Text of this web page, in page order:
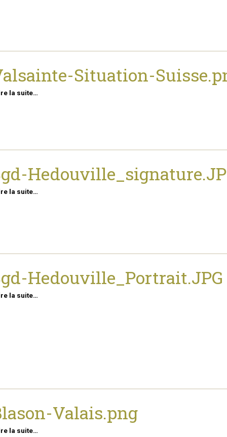
Situation-
la suite…
la suite…
Hedouville_Portrait.JPG
la suite…
Valais.png
la suite…